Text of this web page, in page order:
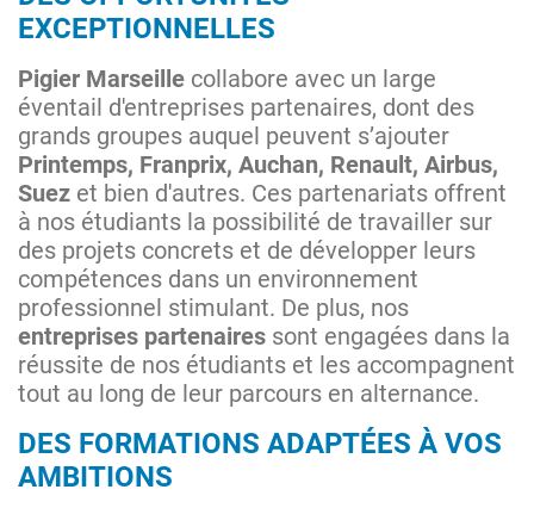
EXCEPTIONNELLES
Pigier Marseille collabore avec un large
éventail d'entreprises partenaires, dont des
grands groupes auquel peuvent s’ajouter
Printemps, Franprix, Auchan, Renault, Airbus,
Suez et bien d'autres. Ces partenariats offrent
à nos étudiants la possibilité de travailler sur
des projets concrets et de développer leurs
compétences dans un environnement
professionnel stimulant. De plus, nos
entreprises partenaires sont engagées dans la
réussite de nos étudiants et les accompagnent
tout au long de leur parcours en alternance.
DES FORMATIONS ADAPTÉES À VOS
AMBITIONS